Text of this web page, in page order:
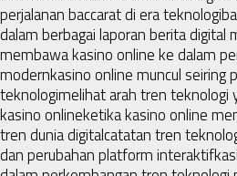
perjalanan baccarat di era teknologi
dalam berbagai laporan berita digital
membawa kasino online ke dalam
modernkasino online muncul
teknologimelihat arah tren teknologi
kasino onlineketika kasino online
tren dunia digitalcatatan tren
dan perubahan platform interaktif